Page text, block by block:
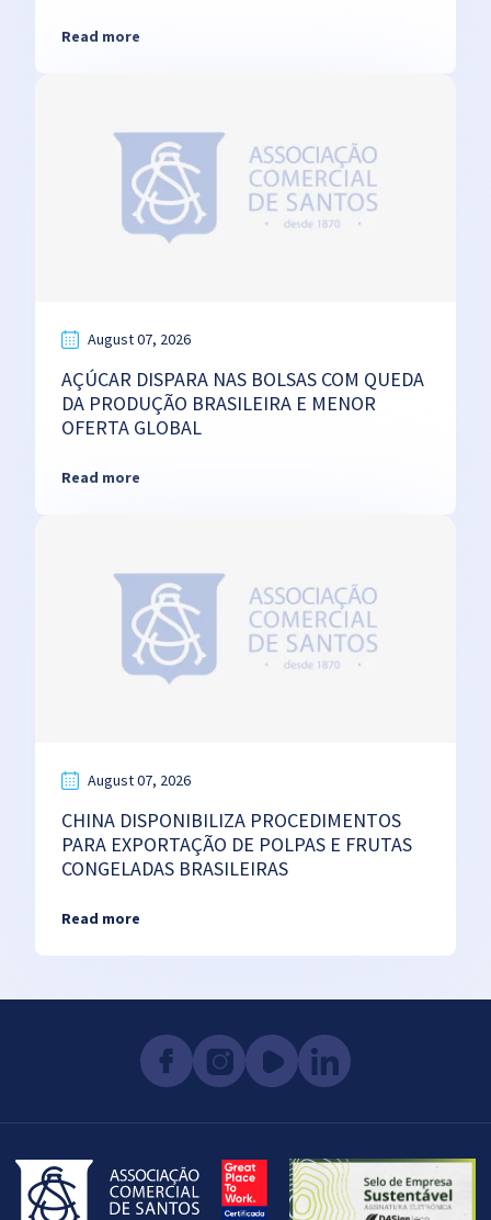
Read more
August 07, 2026
AÇÚCAR DISPARA NAS BOLSAS COM QUEDA
DA PRODUÇÃO BRASILEIRA E MENOR
OFERTA GLOBAL
Read more
August 07, 2026
CHINA DISPONIBILIZA PROCEDIMENTOS
PARA EXPORTAÇÃO DE POLPAS E FRUTAS
CONGELADAS BRASILEIRAS
Read more